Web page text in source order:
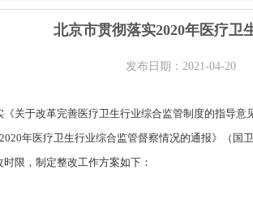
北京市贯彻落实2020年医疗卫
发布日期：2021-04-20
《关于改革完善医疗卫生行业综合监管制度的指导
年医疗卫生行业综合监管督察情况的通报》（
限，制定整改工作方案如下：